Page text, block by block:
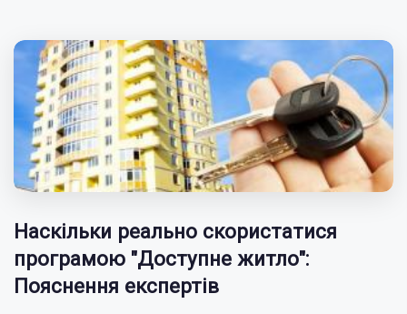
Наскільки реально скористатися
програмою "Доступне житло":
Пояснення експертів